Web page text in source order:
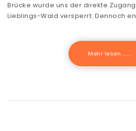
Brücke wurde uns der direkte
Lieblings-Wald versperrt. Dennoch
Mehr lesen .......